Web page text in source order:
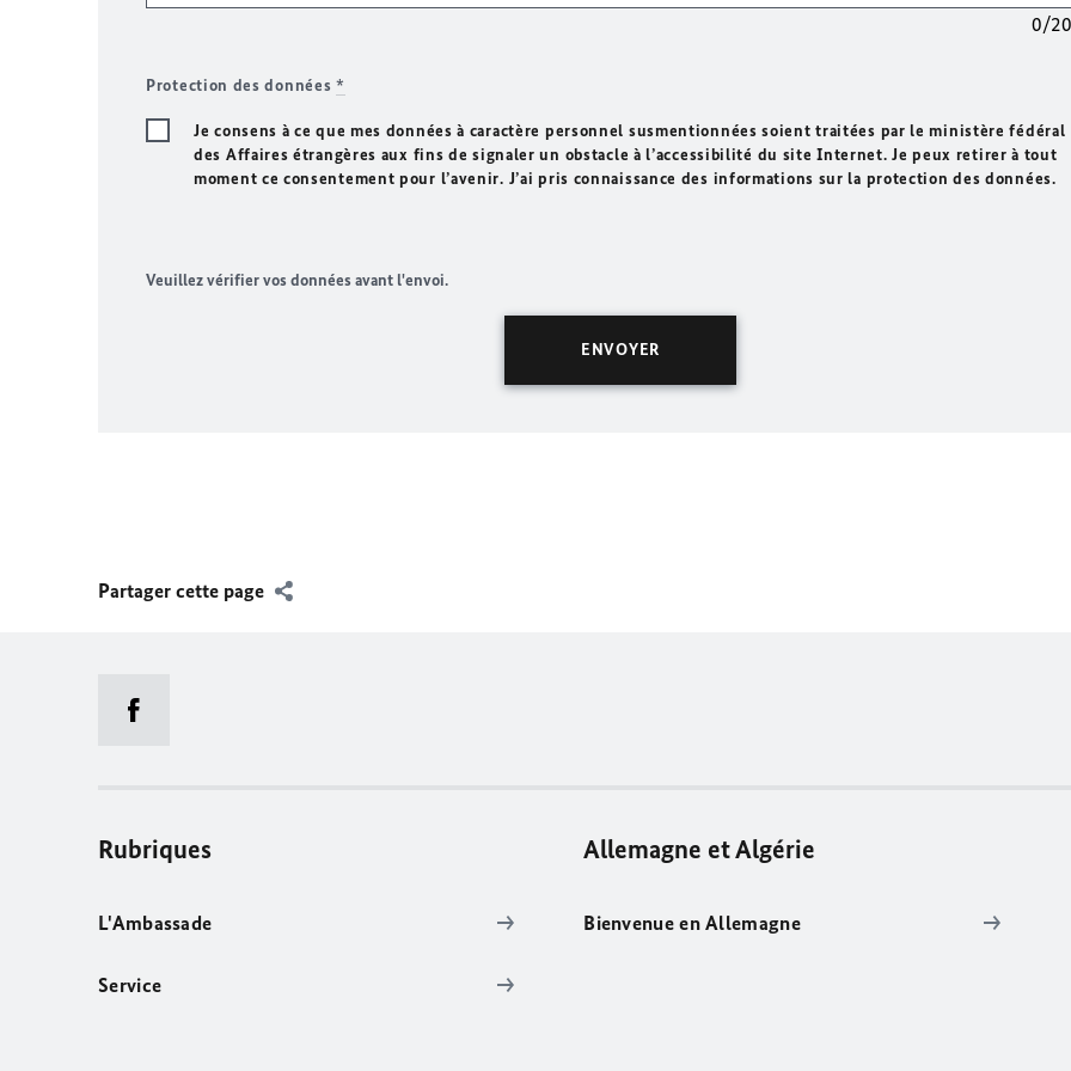
0/
Protection des données*
Je consens à ce que mes données à caractère personnel susmentionnées soient traitées par le ministère fédéral
des Affaires étrangères aux fins de signaler un obstacle à l’accessibilité du site Internet. Je peux retirer à tout
moment ce consentement pour l’avenir. J’ai pris connaissance des informations sur la protection des données.
Veuillez vérifier vos données avant l'envoi.
Partager cette page
Rubriques
L'Ambassade
Service
Allemagne et Algérie
Bienvenue en Allemagne